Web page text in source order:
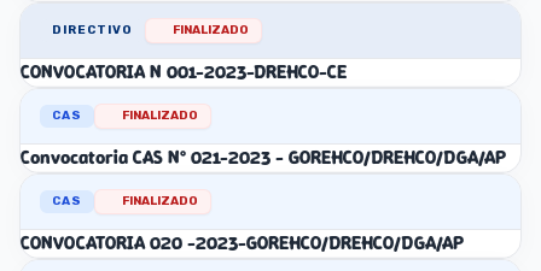
DIRECTIVO FINALIZADO
CONVOCATORIA N 001-2023-DREHCO-CE
CAS FINALIZADO
Convocatoria CAS N° 021-2023 - GOREHCO/DREHCO/DGA/AP
CAS FINALIZADO
CONVOCATORIA 020 -2023-GOREHCO/DREHCO/DGA/AP